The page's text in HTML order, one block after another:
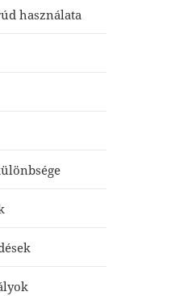
használata